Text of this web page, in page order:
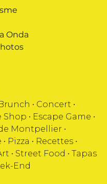
Onda
• Concert •
Shop • Escape Game •
Montpellier •
• Pizza • Recettes •
• Street Food • Tapas
End